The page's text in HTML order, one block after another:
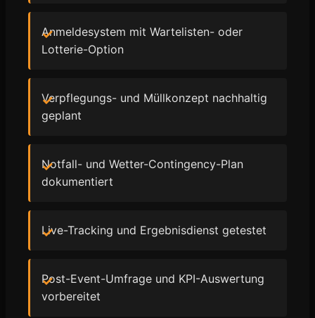
Anmeldesystem mit Wartelisten- oder
Lotterie-Option
Verpflegungs- und Müllkonzept nachhaltig
geplant
Notfall- und Wetter-Contingency-Plan
dokumentiert
Live-Tracking und Ergebnisdienst getestet
Post-Event-Umfrage und KPI-Auswertung
vorbereitet